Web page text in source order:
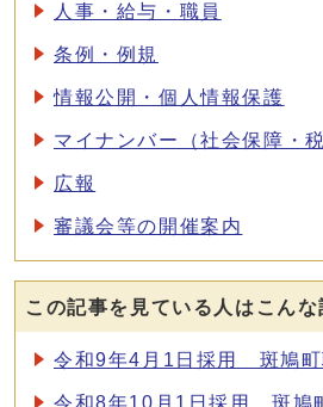
人事・給与・職員
条例・例規
情報公開・個人情報保護
マイナンバー（社会保障・
広報
審議会等の開催案内
この記事を見ている人はこん
令和9年4月1日採用 斑鳩町
令和8年10月1日採用 斑鳩